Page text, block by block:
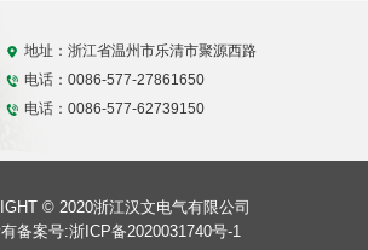
地址：浙江省温州市乐清市聚源西路
电话：0086-577-27861650
电话：0086-577-62739150
© 2020浙江汉文电气有限公司
备案号:浙ICP备2020031740号-1